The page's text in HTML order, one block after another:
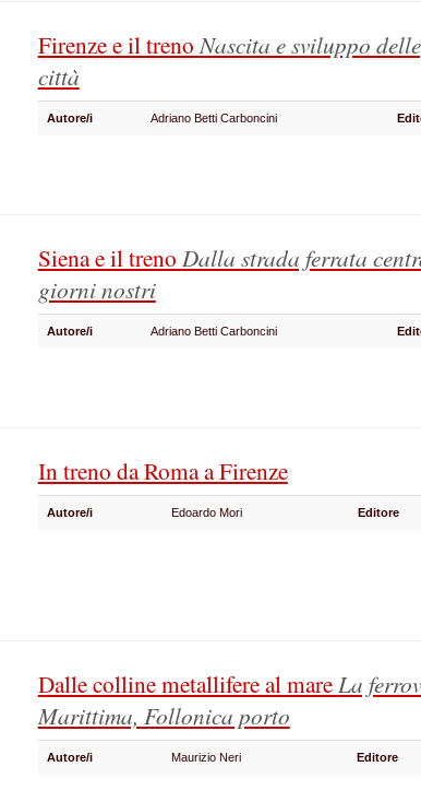
Firenze e il trenoNascita e sviluppo
città
Autore/i Adriano Betti Carboncini
Siena e il treno Dalla strada ferrata
giorni nostri
Autore/i Adriano Betti Carboncini
In treno da Roma a Firenze
Autore/i Edoardo Mori Editore
Dalle colline metallifere al mareLa
Marittima, Follonica porto
Autore/i Maurizio Neri Editore